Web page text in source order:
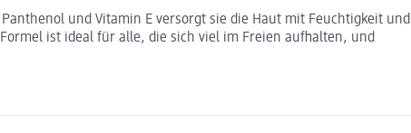
und Vitamin E versorgt sie die Haut mit Feuchtigkeit und
ist ideal für alle, die sich viel im Freien aufhalten, und